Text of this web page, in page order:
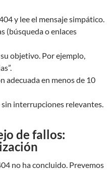
y lee el mensaje simpático.
(búsqueda o enlaces
objetivo. Por ejemplo,
adecuada en menos de 10
interrupciones relevantes.
de fallos:
no ha concluido. Prevemos